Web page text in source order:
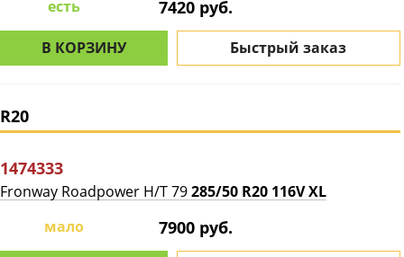
есть
7420 руб.
В КОРЗИНУ Быстрый заказ
R20
1474333
Fronway Roadpower H/T 79285/50 R20 116V XL
мало
7900 руб.